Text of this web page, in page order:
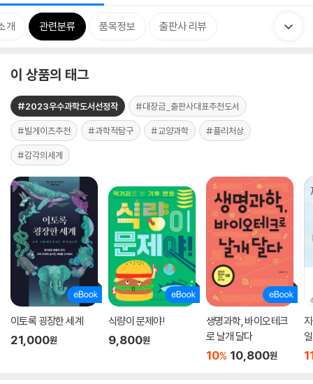
개 관련분류 품목정보 출판사 리뷰
이 상품의 태그
#2023우수과학도서선정작 #대장금_출판사대표추천도서
#빌게이츠추천 #과학적탐구 #교양과학 #퓰리처상
#감각의세계
이토록 굉장한 세계
21,000원
식량이 문제야!
9,800원
생명과학, 바이오테크
로 날개 달다
10% 10,800원
일